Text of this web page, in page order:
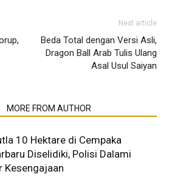
Next article
Beda Total dengan Versi Asli,
Dragon Ball Arab Tulis Ulang
Asal Usul Saiyan
MORE FROM AUTHOR
10 Hektare di Cempaka
Diselidiki, Polisi Dalami
Kesengajaan